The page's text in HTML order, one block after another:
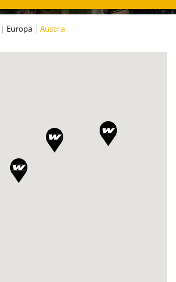
| Europa | Austria